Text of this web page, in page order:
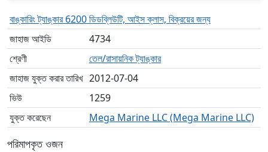
বাঙ্কারিং ট্যাঙ্কার 6200 ডিডব্লিউটি, আইস ক্লাস, বিক্রয়ের জন্য
জাহাজ আইডি
4734
শ্রেণী
তেল/রাসায়নিক ট্যাঙ্কার
জাহাজ যুক্ত করার তারিখ 2012-07-04
ভিউ
1259
যুক্ত করেছেন
Mega Marine LLC (Mega Marine LLC)
পরিমাপকৃত ওজন